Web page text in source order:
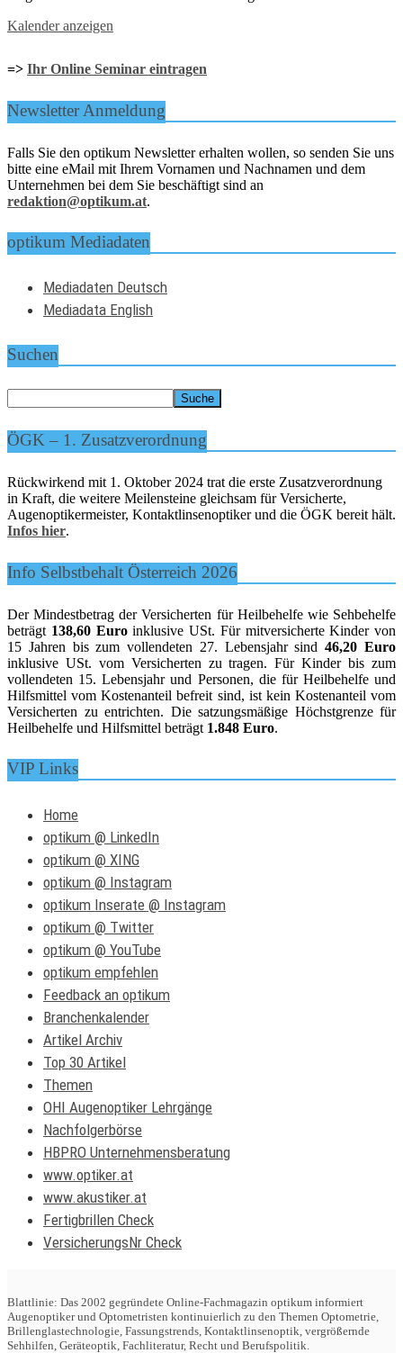
Kalender anzeigen
=> Ihr Online Seminar eintragen
Newsletter Anmeldung
Falls Sie den optikum Newsletter erhalten wollen, so senden Sie uns
bitte eine eMail mit Ihrem Vornamen und Nachnamen und dem
Unternehmen bei dem Sie beschäftigt sind an
redaktion@optikum.at.
optikum Mediadaten
Mediadaten Deutsch
Mediadata English
Suchen
ÖGK – 1. Zusatzverordnung
Rückwirkend mit 1. Oktober 2024 trat die erste Zusatzverordnung
in Kraft, die weitere Meilensteine gleichsam für Versicherte,
Augenoptikermeister, Kontaktlinsenoptiker und die ÖGK bereit hält.
Infos hier.
Info Selbstbehalt Österreich 2026
Der Mindestbetrag der Versicherten für Heilbehelfe wie Sehbehelfe
beträgt 138,60 Euroinklusive USt. Für mitversicherte Kinder von
15 Jahren bis zum vollendeten 27. Lebensjahr sind46,20 Euro
inklusive USt. vom Versicherten zu tragen. Für Kinder bis zum
vollendeten 15. Lebensjahr und Personen, die für Heilbehelfe und
Hilfsmittel vom Kostenanteil befreit sind, ist kein Kostenanteil vom
Versicherten zu entrichten. Die satzungsmäßige Höchstgrenze für
Heilbehelfe und Hilfsmittel beträgt 1.848 Euro.
VIP Links
Home
optikum @ LinkedIn
optikum @ XING
optikum @ Instagram
optikum Inserate @ Instagram
optikum @ Twitter
optikum @ YouTube
optikum empfehlen
Feedback an optikum
Branchenkalender
Artikel Archiv
Top 30 Artikel
Themen
OHI Augenoptiker Lehrgänge
Nachfolgerbörse
HBPRO Unternehmensberatung
www.optiker.at
www.akustiker.at
Fertigbrillen Check
VersicherungsNr Check
Blattlinie: Das 2002 gegründete Online-Fachmagazin optikum informiert
Augenoptiker und Optometristen kontinuierlich zu den Themen Optometrie,
Brillenglastechnologie, Fassungstrends, Kontaktlinsenoptik, vergrößernde
Sehhilfen, Geräteoptik, Fachliteratur, Recht und Berufspolitik.